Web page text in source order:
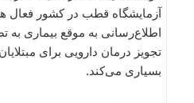
آزمايشگاه قطب در كشور
اطلاع‌رسانی به موقع بیماری
تجويز درمان دارويی برای
بسياری می‌كند.